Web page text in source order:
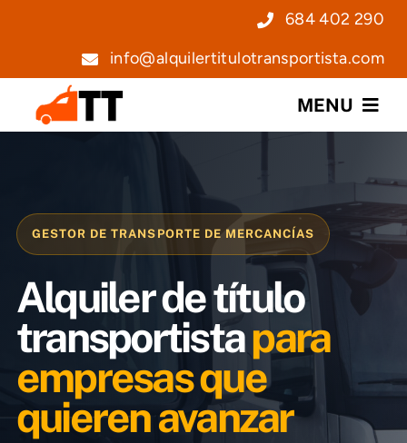
684 402 290
info@alquilertitulotransportista.com
MENU
Servicios
Noticias
Contacto
GESTOR DE TRANSPORTE DE MERCANCÍAS
Alquiler de título
transportistapara
empresas que
quieren avanzar